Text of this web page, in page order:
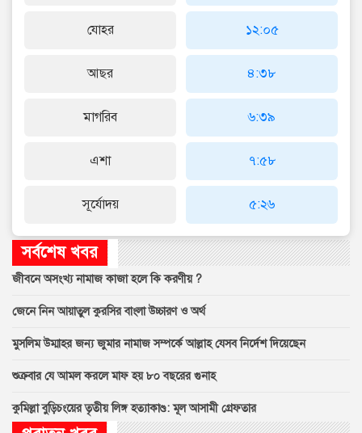
যোহর
আছর
মাগরিব
এশা
সূর্যোদয়
১২:০৫
৪:৩৮
৬:৩৯
৭:৫৮
৫:২৬
সর্বশেষ খবর
জীবনে অসংখ্য নামাজ কাজা হলে কি করণীয় ?
জেনে নিন আয়াতুল কুরসির বাংলা উচ্চারণ ও অর্থ
মুসলিম উম্মাহর জন্য জুমার নামাজ সম্পর্কে আল্লাহ যেসব নির্দেশ দিয়েছেন
শুক্রবার যে আমল করলে মাফ হয় ৮০ বছরের গুনাহ
কুমিল্লা বুড়িচংয়ের তৃতীয় লিঙ্গ হত্যাকাণ্ড: মূল আসামী গ্রেফতার